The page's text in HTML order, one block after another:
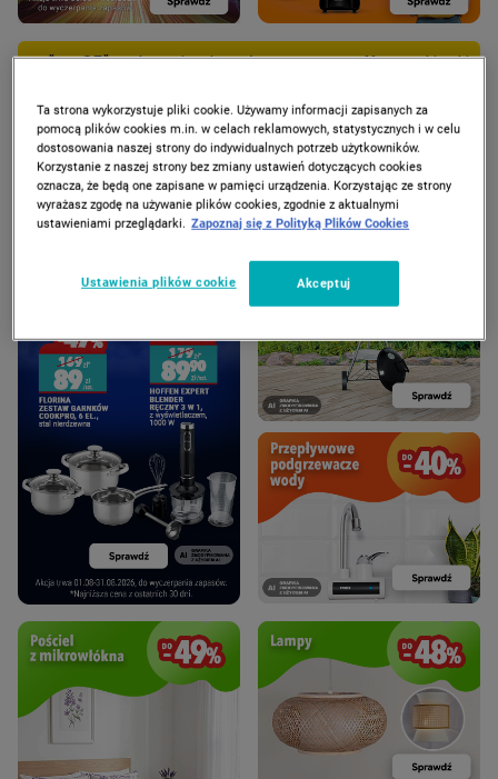
Frytkownica beztłuszczowa Hoffen z okienkiem, 5l za 95 zł
PROMOCJE
Ta strona wykorzystuje pliki cookie. Używamy informacji zapisanych za
pomocą plików cookies m.in. w celach reklamowych, statystycznych i w celu
dostosowania naszej strony do indywidualnych potrzeb użytkowników.
Korzystanie z naszej strony bez zmiany ustawień dotyczących cookies
oznacza, że będą one zapisane w pamięci urządzenia. Korzystając ze strony
wyrażasz zgodę na używanie plików cookies, zgodnie z aktualnymi
ustawieniami przeglądarki. Zapoznaj się z Polityką Plików Cookies
Ustawienia plików cookie Akceptuj